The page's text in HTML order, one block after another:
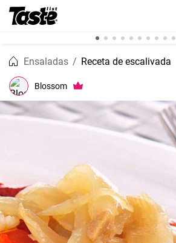
Ensaladas Receta de escalivada
Blossom